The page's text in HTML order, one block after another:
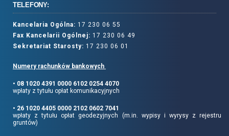
TELEFONY:
Kancelaria Ogólna: 17 230 06 55
Fax Kancelarii Ogólnej: 17 230 06 49
Sekretariat Starosty: 17 230 06 01
Numery rachunków bankowych
• 08 1020 4391 0000 6102 0254 4070
wpłaty z tytułu opłat komunikacyjnych
• 26 1020 4405 0000 2102 0602 7041
wpłaty z tytułu opłat geodezyjnych (m.in. wypisy i wyrysy z rejestru
gruntów)